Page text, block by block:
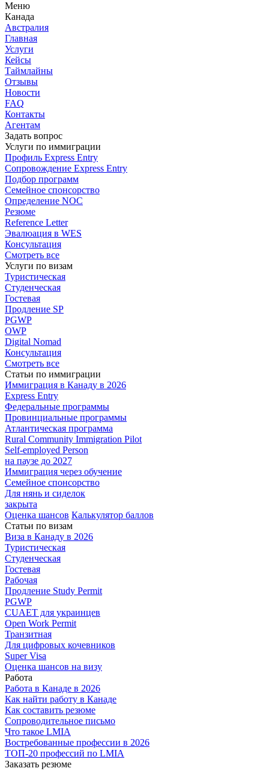
Меню
Канада
Австралия
Главная
Услуги
Кейсы
Таймлайны
Отзывы
Новости
FAQ
Контакты
Агентам
Задать вопрос
Услуги по иммиграции
Профиль Express Entry
Сопровождение Express Entry
Подбор программ
Семейное спонсорство
Определение NOC
Резюме
Reference Letter
Эвалюация в WES
Консультация
Смотреть все
Услуги по визам
Туристическая
Студенческая
Гостевая
Продление SP
PGWP
OWP
Digital Nomad
Консультация
Смотреть все
Статьи по иммиграции
Иммиграция в Канаду в 2026
Express Entry
Федеральные программы
Провинциальные программы
Атлантическая программа
Rural Community Immigration Pilot
Self-employed Person
на паузе до 2027
Иммиграция через обучение
Семейное спонсорство
Для нянь и сиделок
закрыта
Оценка шансов Калькулятор баллов
Статьи по визам
Виза в Канаду в 2026
Туристическая
Студенческая
Гостевая
Рабочая
Продление Study Permit
PGWP
CUAET для украинцев
Open Work Permit
Транзитная
Для цифровых кочевников
Super Visa
Оценка шансов на визу
Работа
Работа в Канаде в 2026
Как найти работу в Канаде
Как составить резюме
Сопроводительное письмо
Что такое LMIA
Востребованные профессии в 2026
ТОП-20 профессий по LMIA
Заказать резюме